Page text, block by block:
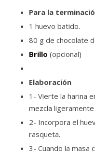
Para la
1 huevo batido.
80 g de chocolate
Brillo (opcional)
Elaboración
1- Vierte la harina
mezcla
2- Incorpora el
rasqueta.
3- Cuando la masa